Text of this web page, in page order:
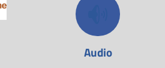
Audio